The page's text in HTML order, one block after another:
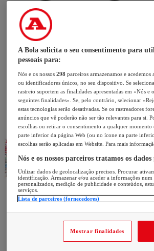
A Bola solicita o seu consentimento para
pessoais para:
Nós e os nossos298 parceiros armazenamos e acedemos
ou identificadores únicos, no seu dispositivo. Se
rastreio suportem as finalidades apresentadas em «Nós e
seguintes finalidades». Se, pelo contrário, selecionar
estas tecnologias serão desativadas. Se os rastreadores
anúncios que vê poderão não ser tão relevantes para si.
escolhas ou retirar o consentimento a qualquer
parte inferior da página Web (ou no ícone na parte
escolhas serão aplicadas em Website. Para mais
Nós e os nossos parceiros tratamos os
Utilizar dados de geolocalização precisos. Procurar
identificação. Armazenar e/ou aceder a informações
personalizados, medição de publicidade e conteúdos,
serviços.
Lista de parceiros (fornecedores)
Mostrar finalidades